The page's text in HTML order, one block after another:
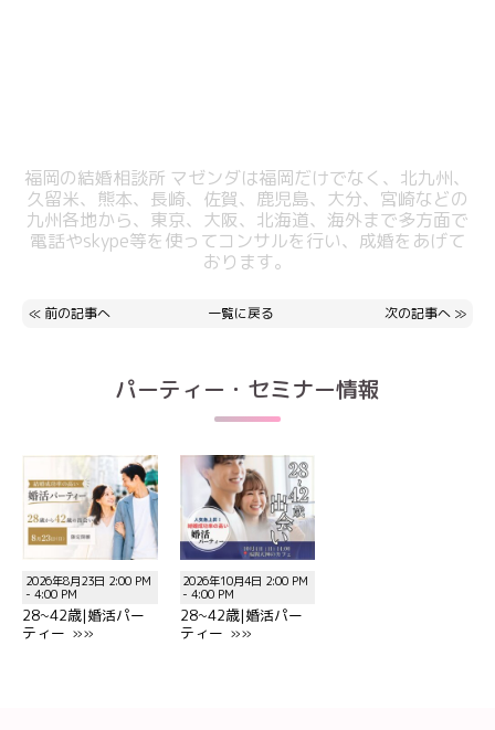
福岡の結婚相談所 マゼンダは福岡だけでなく、北九州、
久留米、熊本、長崎、佐賀、鹿児島、大分、宮崎などの
九州各地から、東京、大阪、北海道、海外まで多方面で
電話やskype等を使ってコンサルを行い、成婚をあげて
おります。
≪ 前の記事へ 一覧に戻る 次の記事へ ≫
パーティー・セミナー情報
2026年8月23日 2:00 PM
- 4:00 PM
28~42歳|婚活パー
ティー »»
2026年10月4日 2:00 PM
- 4:00 PM
28~42歳|婚活パー
ティー »»